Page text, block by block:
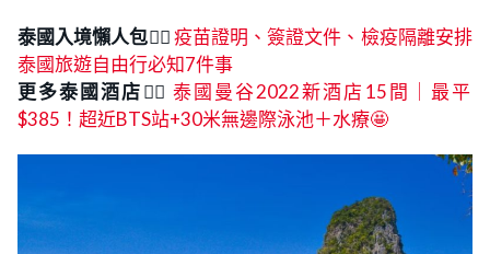
泰國入境懶人包👉🏻疫苗證明、簽證文件、檢疫隔離安排
泰國旅遊自由行必知7件事
更多泰國酒店👉🏻 泰國曼谷2022新酒店15間｜最平
$385！超近BTS站+30米無邊際泳池＋水療🤩